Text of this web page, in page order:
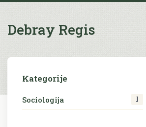
Debray Regis
Kategorije
Sociologija 1